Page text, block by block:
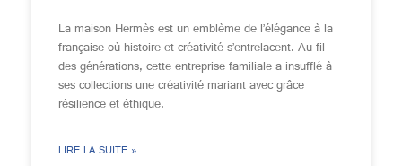
La maison Hermès est un emblème de l’élégance à la
française où histoire et créativité s’entrelacent. Au fil
des générations, cette entreprise familiale a insufflé à
ses collections une créativité mariant avec grâce
résilience et éthique.
LIRE LA SUITE »